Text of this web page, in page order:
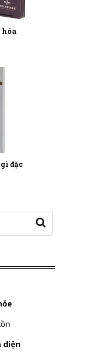
hóa
đặc
diện